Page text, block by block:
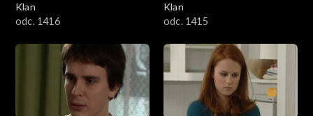
Klan
odc. 1416
Klan
odc. 1415